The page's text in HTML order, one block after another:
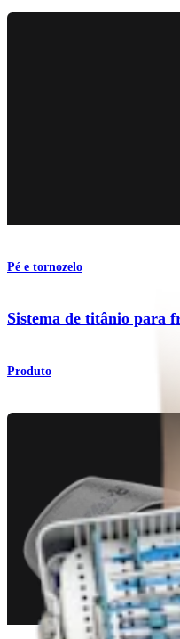
Pé e tornozelo
Sistema de titânio para
Produto